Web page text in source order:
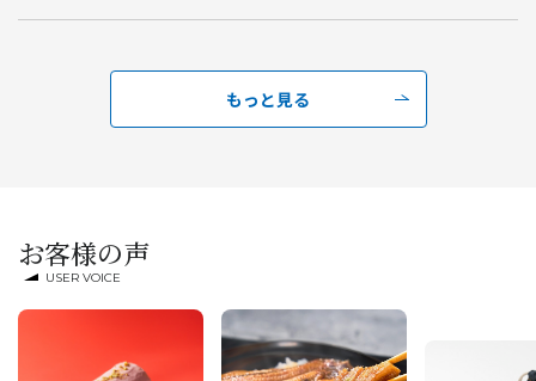
もっと見る
お客様の声
USER VOICE